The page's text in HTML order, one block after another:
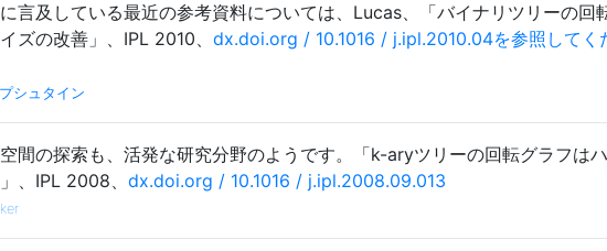
言及している最近の参考資料については、Lucas、「バイナリツリーの回
ズの改善」、IPL 2010、 dx.doi.org / 10.1016 / j.ipl.2010.04を参照してく
シュタイン
間の探索も、活発な研究分野のようです。「k-aryツリーの回転グラフは
、IPL 2008、 dx.doi.org / 10.1016 / j.ipl.2008.09.013